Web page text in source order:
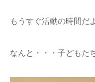
もうすぐ活動の時間だ
なんと・・・子どもた